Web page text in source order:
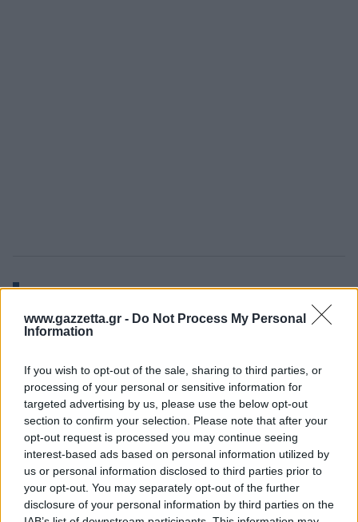
www.gazzetta.gr - Do Not Process My Personal
Information
If you wish to opt-out of the sale, sharing to third parties, or
processing of your personal or sensitive information for
targeted advertising by us, please use the below opt-out
section to confirm your selection. Please note that after your
opt-out request is processed you may continue seeing
interest-based ads based on personal information utilized by
us or personal information disclosed to third parties prior to
your opt-out. You may separately opt-out of the further
disclosure of your personal information by third parties on the
TUTTI CON TE!
La grande famiglia
della Virtus ti aspetta
❤️
https://t.co/YFJdJpGe37